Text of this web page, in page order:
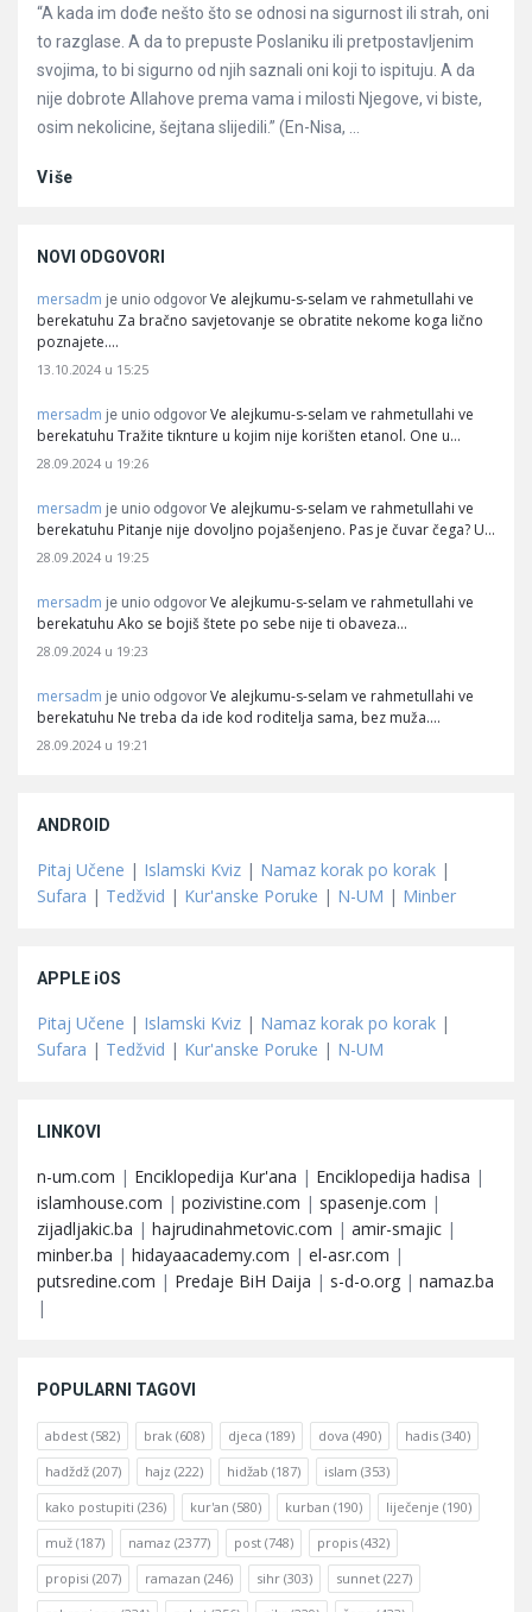
“A kada im dođe nešto što se odnosi na sigurnost ili strah, oni
to razglase. A da to prepuste Poslaniku ili pretpostavljenim
svojima, to bi sigurno od njih saznali oni koji to ispituju. A da
nije dobrote Allahove prema vama i milosti Njegove, vi biste,
osim nekolicine, šejtana slijedili.” (En-Nisa, ...
Više
NOVI ODGOVORI
mersadm je unio odgovor Ve alejkumu-s-selam ve rahmetullahi ve
berekatuhu Za bračno savjetovanje se obratite nekome koga lično
poznajete.…
13.10.2024 u 15:25
mersadm je unio odgovor Ve alejkumu-s-selam ve rahmetullahi ve
berekatuhu Tražite tiknture u kojim nije korišten etanol. One u…
28.09.2024 u 19:26
mersadm je unio odgovor Ve alejkumu-s-selam ve rahmetullahi ve
berekatuhu Pitanje nije dovoljno pojašenjeno. Pas je čuvar čega? U…
28.09.2024 u 19:25
mersadm je unio odgovor Ve alejkumu-s-selam ve rahmetullahi ve
berekatuhu Ako se bojiš štete po sebe nije ti obaveza…
28.09.2024 u 19:23
mersadm je unio odgovor Ve alejkumu-s-selam ve rahmetullahi ve
berekatuhu Ne treba da ide kod roditelja sama, bez muža.…
28.09.2024 u 19:21
ANDROID
Pitaj Učene | Islamski Kviz | Namaz korak po korak |
Sufara | Tedžvid | Kur'anske Poruke | N-UM | Minber
APPLE iOS
Pitaj Učene | Islamski Kviz | Namaz korak po korak |
Sufara | Tedžvid | Kur'anske Poruke | N-UM
LINKOVI
n-um.com | Enciklopedija Kur'ana | Enciklopedija hadisa |
islamhouse.com | pozivistine.com | spasenje.com |
zijadljakic.ba | hajrudinahmetovic.com | amir-smajic |
minber.ba | hidayaacademy.com | el-asr.com |
putsredine.com | Predaje BiH Daija | s-d-o.org | namaz.ba
|
POPULARNI TAGOVI
abdest (582) brak (608) djeca (189) dova (490) hadis (340)
hadždž (207) hajz (222) hidžab (187) islam (353)
kako postupiti (236) kur'an (580) kurban (190) liječenje (190)
muž (187) namaz (2377) post (748) propis (432)
propisi (207) ramazan (246) sihr (303) sunnet (227)